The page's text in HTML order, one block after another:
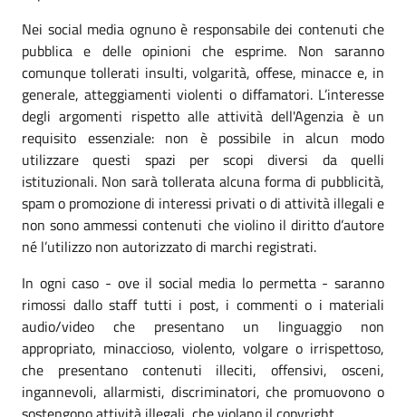
Nei social media ognuno è responsabile dei contenuti che
pubblica e delle opinioni che esprime. Non saranno
comunque tollerati insulti, volgarità, offese, minacce e, in
generale, atteggiamenti violenti o diffamatori. L’interesse
degli argomenti rispetto alle attività dell'Agenzia è un
requisito essenziale: non è possibile in alcun modo
utilizzare questi spazi per scopi diversi da quelli
istituzionali. Non sarà tollerata alcuna forma di pubblicità,
spam o promozione di interessi privati o di attività illegali e
non sono ammessi contenuti che violino il diritto d’autore
né l’utilizzo non autorizzato di marchi registrati.
In ogni caso - ove il social media lo permetta - saranno
rimossi dallo staff tutti i post, i commenti o i materiali
audio/video che presentano un linguaggio non
appropriato, minaccioso, violento, volgare o irrispettoso,
che presentano contenuti illeciti, offensivi, osceni,
ingannevoli, allarmisti, discriminatori, che promuovono o